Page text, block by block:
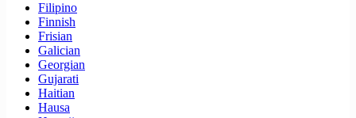
Filipino
Finnish
Frisian
Galician
Georgian
Gujarati
Haitian
Hausa